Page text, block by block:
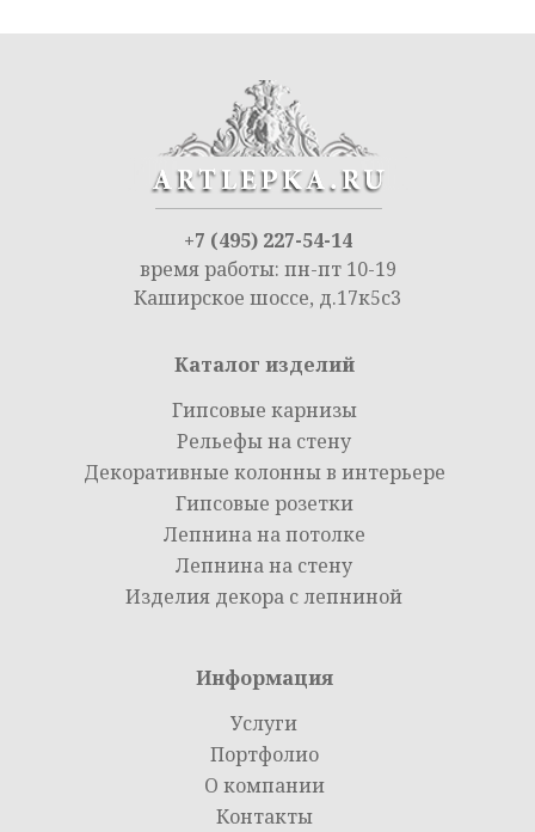
+7 (495) 227-54-14
время работы: пн-пт 10-19
Каширское шоссе, д.17к5с3
Каталог изделий
Гипсовые карнизы
Рельефы на стену
Декоративные колонны в интерьере
Гипсовые розетки
Лепнина на потолке
Лепнина на стену
Изделия декора с лепниной
Информация
Услуги
Портфолио
О компании
Контакты